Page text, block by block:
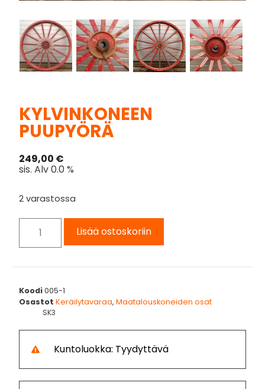
KYLVINKONEEN
PUUPYÖRÄ
249,00 €
sis. Alv 0.0 %
2 varastossa
Lisää ostoskoriin
Koodi005-1
Osastot Keräilytavaraa,Maatalouskoneiden osat
SK3
Kuntoluokka: Tyydyttävä